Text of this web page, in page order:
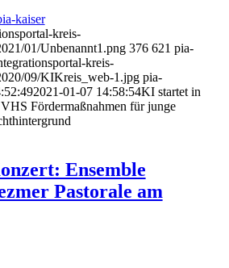
kaiser
kreis-
01/Unbenannt1.png 376 621 pia-
kreis-
09/KIKreis_web-1.jpg pia-
2021-01-07 14:58:54KI startet in
Fördermaßnahmen für junge
Ensemble
Pastorale am